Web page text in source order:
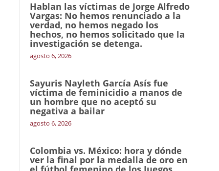
Hablan las víctimas de Jorge Alfredo
Vargas: No hemos renunciado a la
verdad, no hemos negado los
hechos, no hemos solicitado que la
investigación se detenga.
agosto 6, 2026
Sayuris Nayleth García Asís fue
víctima de feminicidio a manos de
un hombre que no aceptó su
negativa a bailar
agosto 6, 2026
Colombia vs. México: hora y dónde
ver la final por la medalla de oro en